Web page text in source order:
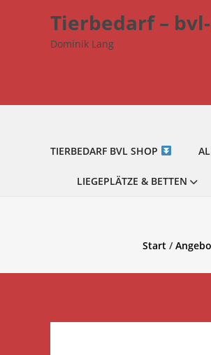
Tierbedarf –
Dominik Lang
TIERBEDARF BVL SHOP
LIEGEPLÄTZE & BETTEN
Start /